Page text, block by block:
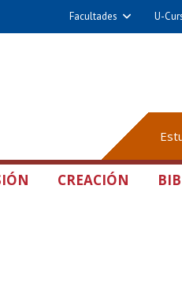
Facultades U-
CREACIÓN